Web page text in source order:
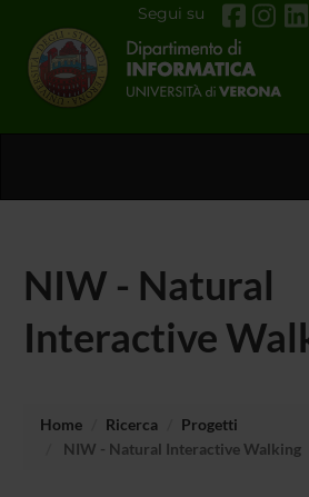
Segui su
NIW - Natural
Interactive
Home Ricerca
Progetti
NIW - Natural Interactive Walking